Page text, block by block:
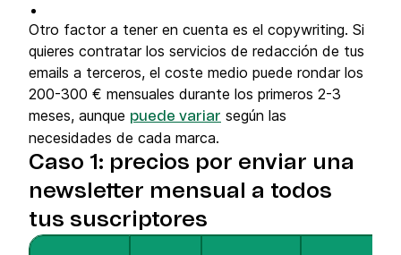
Otro factor a tener en cuenta es el copywriting. Si
quieres contratar los servicios de redacción de tus
emails a terceros, el coste medio puede rondar los
200-300 € mensuales durante los primeros 2-3
meses, aunque puede variar según las
necesidades de cada marca.
Caso 1: precios por enviar una
newsletter mensual a todos
tus suscriptores